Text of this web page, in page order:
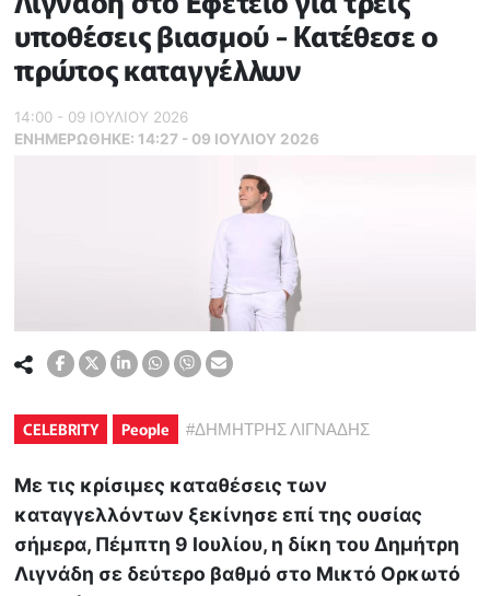
υποθέσεις βιασμού - Κατέθεσε ο
πρώτος καταγγέλλων
14:00 - 09 ΙΟΥΛΙΟΥ 2026
ΕΝΗΜΕΡΏΘΗΚΕ: 14:27 - 09 ΙΟΥΛΙΟΥ 2026
CELEBRITY People #ΔΗΜΗΤΡΗΣ ΛΙΓΝΑΔΗΣ
Με τις κρίσιμες καταθέσεις των
καταγγελλόντων ξεκίνησε επί της ουσίας
σήμερα, Πέμπτη 9 Ιουλίου, η δίκη του Δημήτρη
Λιγνάδη σε δεύτερο βαθμό στο Μικτό Ορκωτό